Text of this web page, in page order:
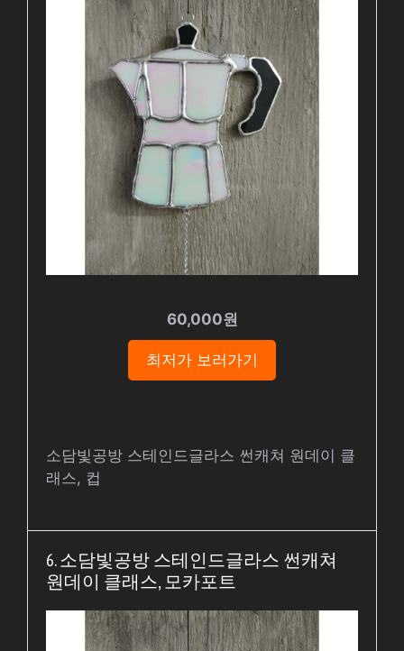
60,000원
최저가 보러가기
소담빛공방 스테인드글라스 썬캐쳐 원데이 클
래스, 컵
6. 소담빛공방 스테인드글라스 썬캐쳐
원데이 클래스, 모카포트